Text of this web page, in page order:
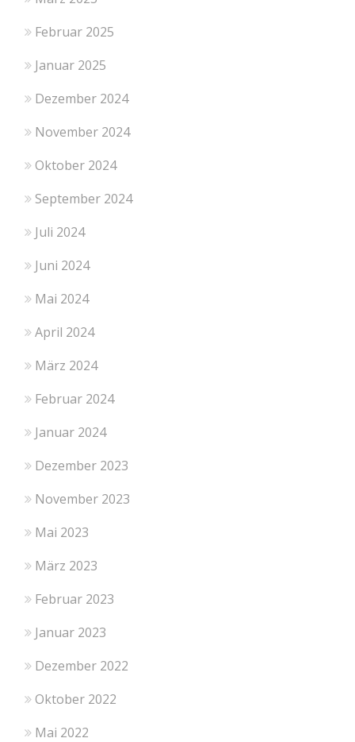
Februar 2025
Januar 2025
Dezember 2024
November 2024
Oktober 2024
September 2024
Juli 2024
Juni 2024
Mai 2024
April 2024
März 2024
Februar 2024
Januar 2024
Dezember 2023
November 2023
Mai 2023
März 2023
Februar 2023
Januar 2023
Dezember 2022
Oktober 2022
Mai 2022